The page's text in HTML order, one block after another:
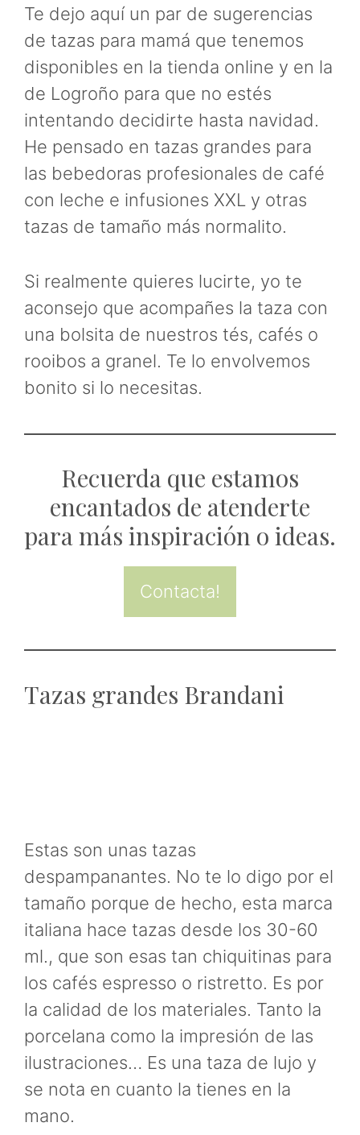
Te dejo aquí un par de sugerencias
de tazas para mamá que tenemos
disponibles en la tienda online y en la
de Logroño para que no estés
intentando decidirte hasta navidad.
He pensado en tazas grandes para
las bebedoras profesionales de café
con leche e infusiones XXL y otras
tazas de tamaño más normalito.
Si realmente quieres lucirte, yo te
aconsejo que acompañes la taza con
una bolsita de nuestros tés, cafés o
rooibos a granel. Te lo envolvemos
bonito si lo necesitas.
Recuerda que estamos
encantados de atenderte
para más inspiración o ideas.
Contacta!
Tazas grandes Brandani
Estas son unas tazas
despampanantes. No te lo digo por el
tamaño porque de hecho, esta marca
italiana hace tazas desde los 30-60
ml., que son esas tan chiquitinas para
los cafés espresso o ristretto. Es por
la calidad de los materiales. Tanto la
porcelana como la impresión de las
ilustraciones… Es una taza de lujo y
se nota en cuanto la tienes en la
mano.